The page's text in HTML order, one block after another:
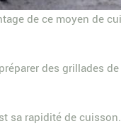
de ce moyen de
des grillades
sa rapidité de